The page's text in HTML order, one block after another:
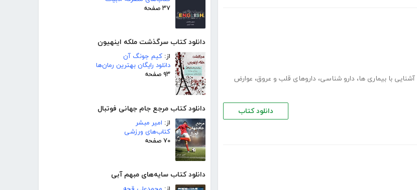
۳۷ صفحه
دانلود کتاب سرگذشت ملکه اینهیون
از: کیم جونگ آن
دانلود رایگان بهترین رمان‌ها
۹۳ صفحه
دانلود کتاب مرجع جام جهانی فوتبال
از: امیر مبشر
کتاب‌های ورزشی
۷۰ صفحه
دانلود کتاب سایه‌های مبهم آبی
آشنایی با بیماری ها، دارو شناسی، داروهای قلب و عروق، عوارض
دانلود کتاب